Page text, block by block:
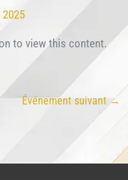
to view this content.
Événement suivant→